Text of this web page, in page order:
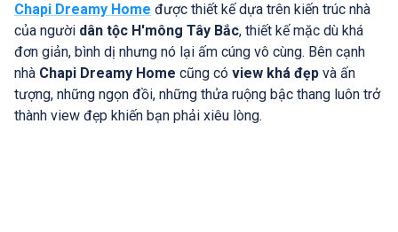
Chapi Dreamy Home được thiết kế dựa trên kiến trúc nhà
của người dân tộc H'mông Tây Bắc, thiết kế mặc dù khá
đơn giản, bình dị nhưng nó lại ấm cúng vô cùng. Bên cạnh
nhà Chapi Dreamy Home cũng có view khá đẹp và ấn
tượng, những ngọn đồi, những thửa ruộng bậc thang luôn trở
thành view đẹp khiến bạn phải xiêu lòng.